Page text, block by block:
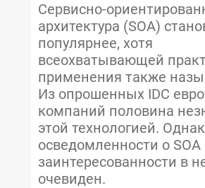
Сервисно-
архитектура (SOA)
популярнее, хотя
всеохватывающей
применения также
Из опрошенных IDC
компаний половина
этой технологией.
осведомленности о SOA
заинтересованности в
очевиден.